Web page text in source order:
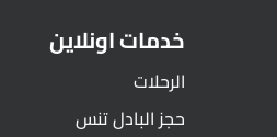
خدمات اونلاين
الرحلات
حجز البادل تنس